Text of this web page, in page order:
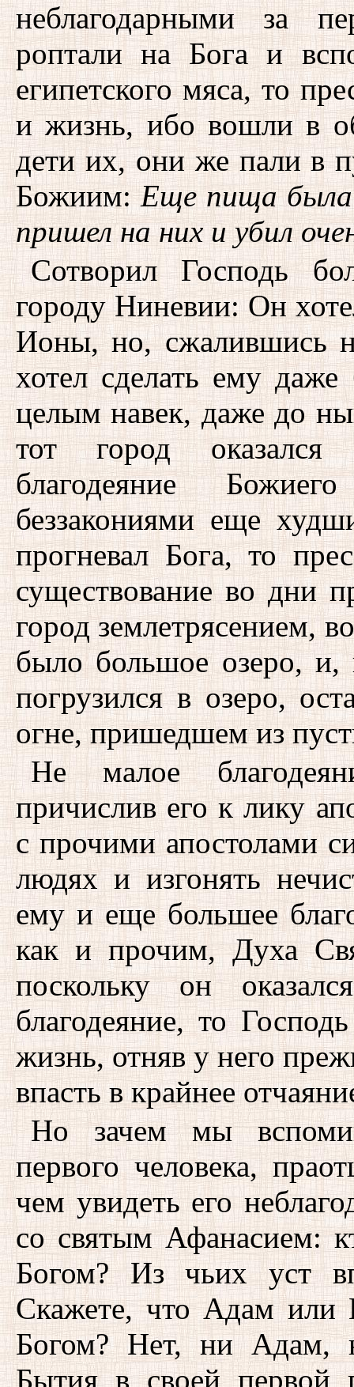
неблагодарными за
роптали на Бога и
египетского мяса, то
и жизнь, ибо вошли в
дети их, они же пали в
Божиим:Еще пища была
пришел на них и убил
Сотворил Господь
городу Ниневии: Он
Ионы, но, сжалившись
хотел сделать ему
целым навек, даже до
тот город оказался
благодеяние
беззакониями еще
прогневал Бога, то
существование во дни
город землетрясением,
было большое озеро, и,
погрузился в озеро,
огне, пришедшем из
Не малое
причислив его к лику
с прочими апостолами
людях и изгонять
ему и еще большее
как и прочим, Духа
поскольку он
благодеяние, то
жизнь, отняв у него
впасть в крайнее
Но зачем мы
первого человека,
чем увидеть его
со святым Афанасием:
Богом? Из чьих уст
Скажете, что Адам или
Богом? Нет, ни Адам,
Бытия в своей первой